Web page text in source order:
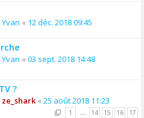
Yvan « 12 déc. 2018 09:45
Yvan « 03 sept. 2018 14:48
?
ze_shark« 25 août 2018 11:23
1 … 14 15 16 17